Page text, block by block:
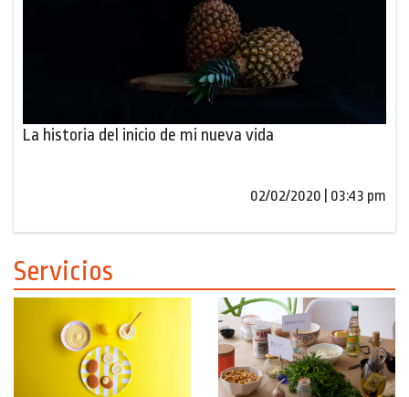
La historia del inicio de mi nueva vida
02/02/2020 | 03:43 pm
Servicios